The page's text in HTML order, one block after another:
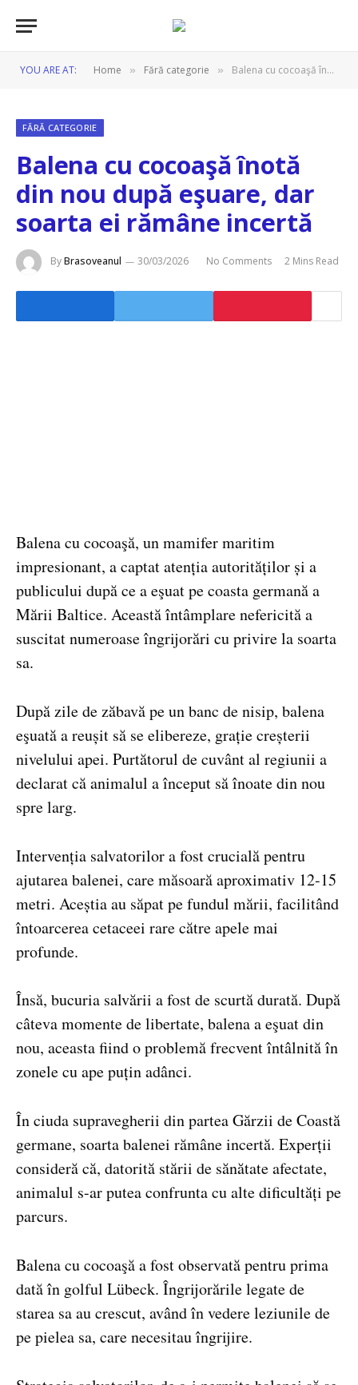
YOU ARE AT: Home » Fără categorie » Balena cu cocoaşă înotă din nou după eşuare, dar soarta ei rămâne incertă
FĂRĂ CATEGORIE
Balena cu cocoaşă înotă
din nou după eşuare, dar
soarta ei rămâne incertă
ByBrasoveanul 30/03/2026 No Comments 2 Mins Read
Balena cu cocoaşă, un mamifer maritim
impresionant, a captat atenția autorităților și a
publicului după ce a eşuat pe coasta germană a
Mării Baltice. Această întâmplare nefericită a
suscitat numeroase îngrijorări cu privire la soarta
sa.
După zile de zăbavă pe un banc de nisip, balena
eşuată a reușit să se elibereze, grație creșterii
nivelului apei. Purtătorul de cuvânt al regiunii a
declarat că animalul a început să înoate din nou
spre larg.
Intervenția salvatorilor a fost crucială pentru
ajutarea balenei, care măsoară aproximativ 12-15
metri. Aceștia au săpat pe fundul mării, facilitând
întoarcerea cetaceei rare către apele mai
profunde.
Însă, bucuria salvării a fost de scurtă durată. După
câteva momente de libertate, balena a eşuat din
nou, aceasta fiind o problemă frecvent întâlnită în
zonele cu ape puțin adânci.
În ciuda supravegherii din partea Gărzii de Coastă
germane, soarta balenei rămâne incertă. Experții
consideră că, datorită stării de sănătate afectate,
animalul s-ar putea confrunta cu alte dificultăți pe
parcurs.
Balena cu cocoaşă a fost observată pentru prima
dată în golful Lübeck. Îngrijorările legate de
starea sa au crescut, având în vedere leziunile de
pe pielea sa, care necesitau îngrijire.